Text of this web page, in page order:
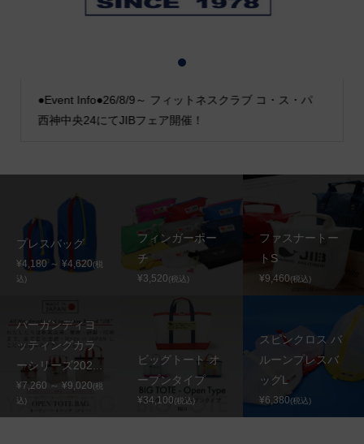
●Event Info●26/8/9～ フィットネスクラブ コ・ス・パ
西神中央24にてJIBフェア開催！
2
プレスバッグ
¥4,180 ～ ¥4,620(税
込)
フィンガーポー
チ
¥3,520(税込)
ファスナートー
トS
¥9,460(税込)
バーガンディヨ
ッティングカラ
ーシリーズ202...
¥7,260 ～ ¥9,020(税
込)
ビッグトート オ
ープンタイプ
¥34,100(税込)
スピンクロス バ
ルーンプレスバ
ッグL
¥6,380(税込)